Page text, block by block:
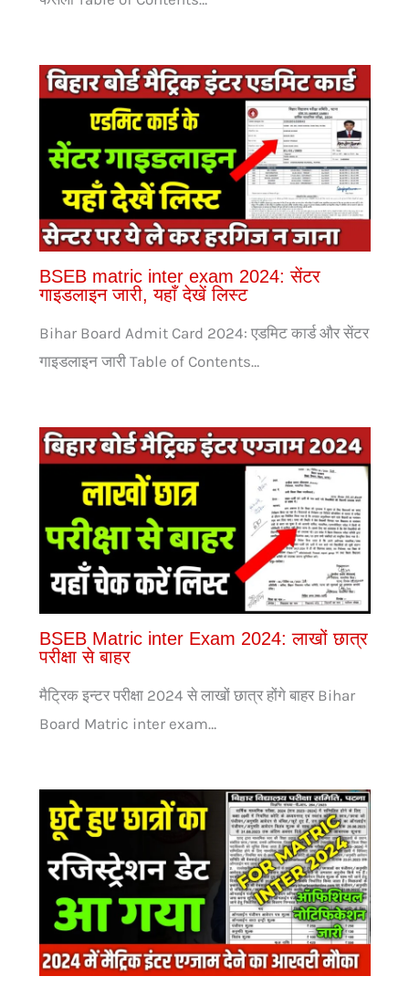
BSEB matric inter exam 2024: सेंटर
गाइडलाइन जारी, यहाँ देखें लिस्ट
Bihar Board Admit Card 2024: एडमिट कार्ड और सेंटर
गाइडलाइन जारी Table of Contents…
BSEB Matric inter Exam 2024: लाखों छात्र
परीक्षा से बाहर
मैट्रिक इन्टर परीक्षा 2024 से लाखों छात्र होंगे बाहर Bihar
Board Matric inter exam…